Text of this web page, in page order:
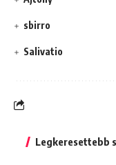
sbirro
Salivatio
Legkeresettebb